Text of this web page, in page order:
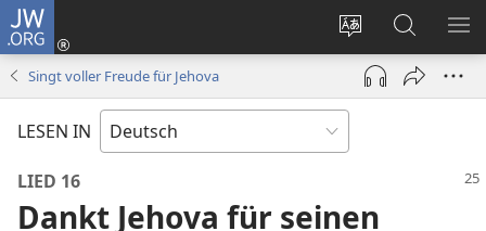
JW.ORG
Websitesprache
ändern
Anmelden
(öffnet
neues
Fenster)
Suche
Singt voller Freude für Jehova
LESEN IN
LIED 16
Dankt Jehova für seinen